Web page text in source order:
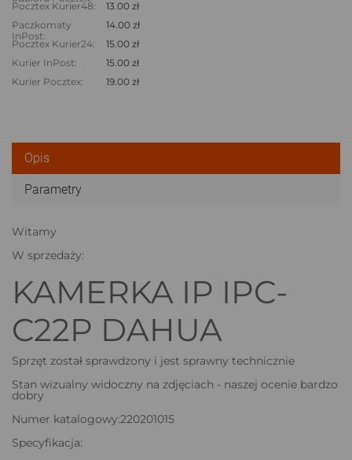
Pocztex Kurier48:
13.00 zł
Paczkomaty
InPost:
14.00 zł
Pocztex Kurier24:
15.00 zł
Kurier InPost:
15.00 zł
Kurier Pocztex:
19.00 zł
Opis
Parametry
Witamy
W sprzedaży:
KAMERKA IP IPC-
C22P DAHUA
Sprzęt został sprawdzony i jest sprawny technicznie
Stan wizualny widoczny na zdjęciach - naszej ocenie bardzo
dobry
Numer katalogowy:220201015
Specyfikacja: